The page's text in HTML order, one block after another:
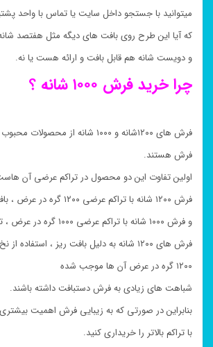
میتوانید با جستجو داخل سایت یا تماس با واحد
که آیا این طرح روی بافت های دیگه مثل هفتصد شانه
و دویست شانه هم قابل بافت و ارائه هست یا نه.
چرا خرید فرش ۱۰۰۰ شانه ؟
فرش های ۱۲۰۰شانه و ۱۰۰۰ شانه از
فرش هستند.
اولین تفاوت این دو محصول در تراکم عرضی آن
فرش ۱۲۰۰ شانه با تراکم عرضی ۱۲۰۰ گره در عرض ، بافته می شود
و فرش ۱۰۰۰ شانه با تراکم عرضی ۱۰۰۰ گره در عرض ، تولید می شود
فرش های ۱۲۰۰ شانه به دلیل بافت ریز ،
۱۲۰۰ گره در عرض آن ها موجب شده
شباهت های زیادی به فرش دستبافت داشته باشند.
بنابراین در صورتی که به زیبایی فرش اهمیت
با تراکم بالاتر را خریداری کنید.